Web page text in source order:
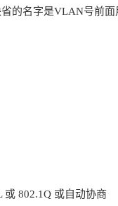
的名字是VLAN号前
或 802.1Q 或自动协商